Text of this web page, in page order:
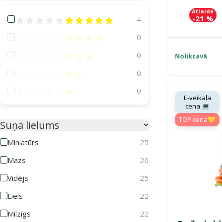
Atsauksmes 100%
4
Atsauksmes 80%
0
Atsauksmes 60%
0
Atsauksmes 40%
0
Atsauksmes 20%
0
Suņa lielums
Miniatūrs
25
Mazs
26
Vidējs
25
Liels
22
Milzīgs
22
Atlaide
-21 %
Noliktavā
E-veikala
cena 💻
TOP cena💛